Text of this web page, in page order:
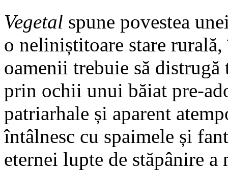
Vegetal spune povestea
o neliniștitoare stare
oamenii trebuie să
prin ochii unui băiat pre-
patriarhale și aparent
întâlnesc cu spaimele și
eternei lupte de stăpânire a